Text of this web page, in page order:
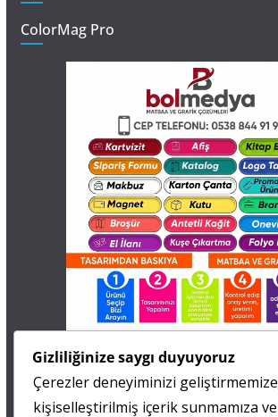
ColorMag Pro
0 505 677 40 87
Gizliliğinize saygı duyuyoruz
Çerezler deneyiminizi
kişiselleştirilmiş içerik sunmamıza